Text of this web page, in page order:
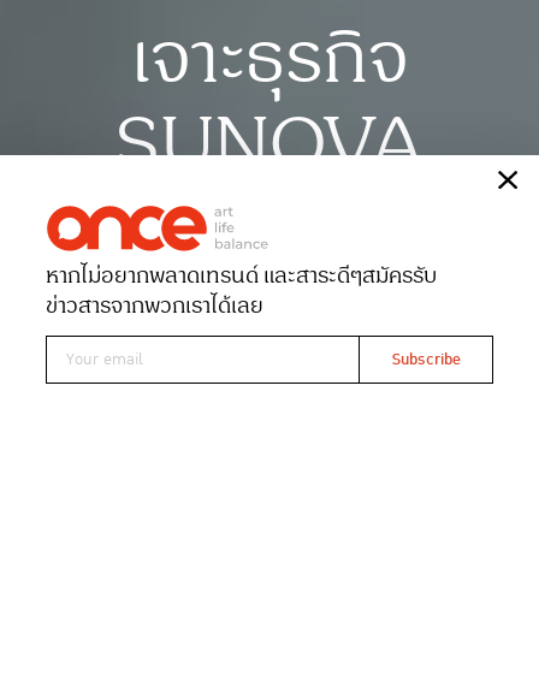
เจาะธุรกิจ
SUNOVA
เรื่องเปรมวดี ปานทอง
ภาพAnnetology
Date 07-06-2021Views 6923
หากไม่อยากพลาดเทรนด์ และสาระดีๆสมัครรับ
ข่าวสารจากพวกเราได้เลย